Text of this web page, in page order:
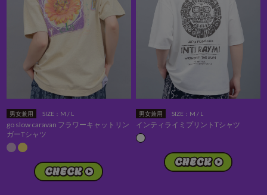
男女兼用 SIZE：M / L
go slow caravan フラワーキャットリン
ガーTシャツ
男女兼用 SIZE：M / L
インティライミプリントTシャツ